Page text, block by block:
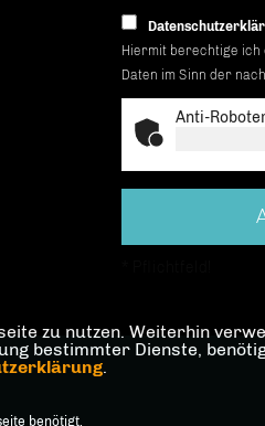
Hiermit berechtige ich
Daten im Sinn der
Anti-
zu nutzen. Weiterhin
bestimmter Dienste,
.
benötigt.